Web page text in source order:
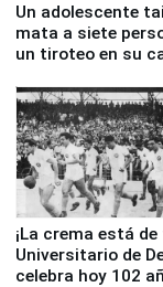
Un adolescente
mata a siete
un tiroteo en su
¡La crema está
Universitario de
celebra hoy 102